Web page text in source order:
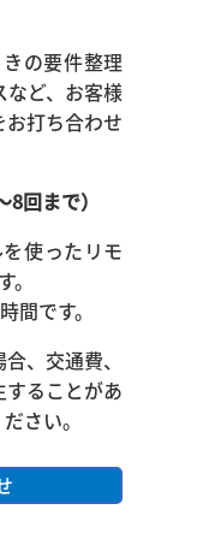
の要件整理
など、お客様
打ち合わせ
回まで）
使ったリモ
間です。
、交通費、
ることがあ
さい。